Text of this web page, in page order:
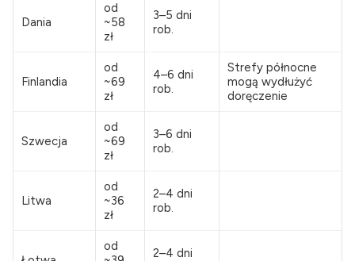
Dania
od
~58
zł
3–5 dni
rob.
Finlandia
od
~69
zł
4–6 dni
rob.
Strefy północne
mogą wydłużyć
doręczenie
Szwecja
od
~69
zł
3–6 dni
rob.
Litwa
od
~36
zł
2–4 dni
rob.
od
2–4 dni